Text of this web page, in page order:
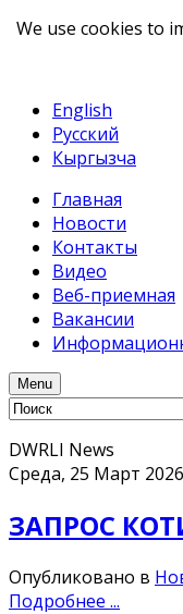
English
Русский
Кыргызча
Главная
Новости
Контакты
Видео
Веб-приемная
Вакансии
Menu
DWRLI News
Среда, 25 Март
ЗАПРОС
Опубликовано в
Подробнее ...
We use cookies to